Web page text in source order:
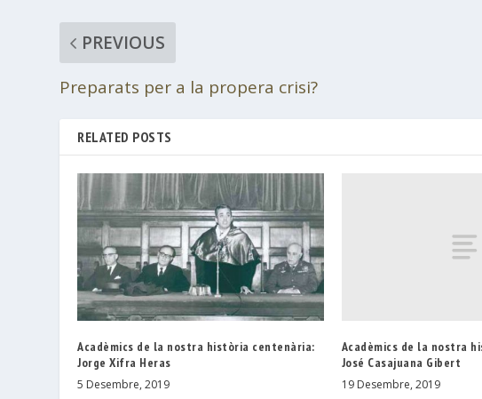
PREVIOUS
Preparats per a la propera crisi?
RELATED POSTS
Acadèmics de la nostra història centenària:
Jorge Xifra Heras
5 Desembre, 2019
Acadèmics de la nostra
José Casajuana Gibert
19 Desembre, 2019